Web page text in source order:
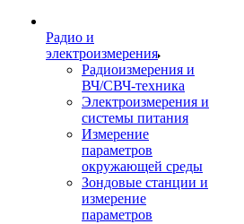
Радио и
электроизмерения
Радиоизмерения и
ВЧ/СВЧ-техника
Электроизмерения и
системы питания
Измерение
параметров
окружающей среды
Зондовые станции и
измерение
параметров